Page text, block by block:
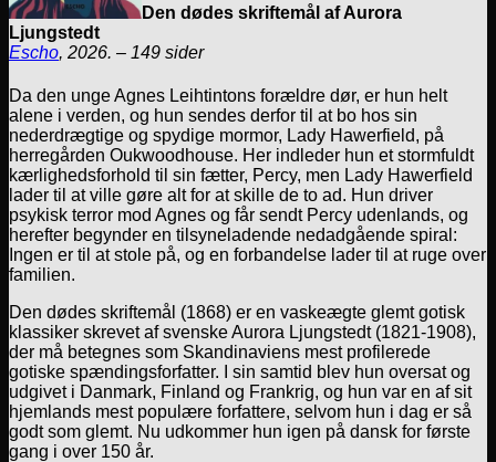
Den dødes skriftemål af Aurora
Ljungstedt
Escho, 2026. – 149 sider
Da den unge Agnes Leihtintons forældre dør, er hun helt
alene i verden, og hun sendes derfor til at bo hos sin
nederdrægtige og spydige mormor, Lady Hawerfield, på
herregården Oukwoodhouse. Her indleder hun et stormfuldt
kærlighedsforhold til sin fætter, Percy, men Lady Hawerfield
lader til at ville gøre alt for at skille de to ad. Hun driver
psykisk terror mod Agnes og får sendt Percy udenlands, og
herefter begynder en tilsyneladende nedadgående spiral:
Ingen er til at stole på, og en forbandelse lader til at ruge over
familien.
Den dødes skriftemål (1868) er en vaskeægte glemt gotisk
klassiker skrevet af svenske Aurora Ljungstedt (1821-1908),
der må betegnes som Skandinaviens mest profilerede
gotiske spændingsforfatter. I sin samtid blev hun oversat og
udgivet i Danmark, Finland og Frankrig, og hun var en af sit
hjemlands mest populære forfattere, selvom hun i dag er så
godt som glemt. Nu udkommer hun igen på dansk for første
gang i over 150 år.